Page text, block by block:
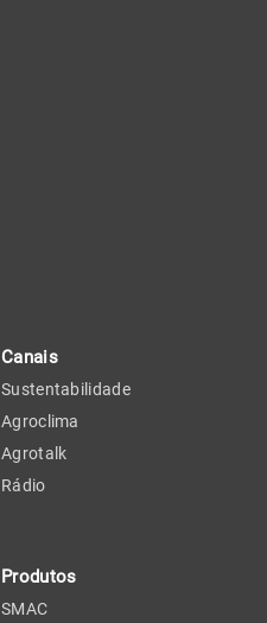
Canais
Sustentabilidade
Agroclima
Agrotalk
Rádio
Produtos
SMAC